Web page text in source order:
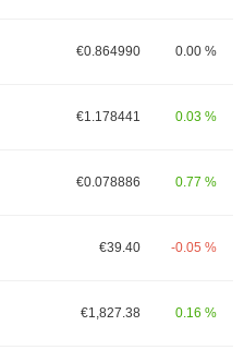
€0.864990 0.00 %
€1.178441 0.03 %
€0.078886 0.77 %
€39.40 -0.05 %
€1,827.38 0.16 %